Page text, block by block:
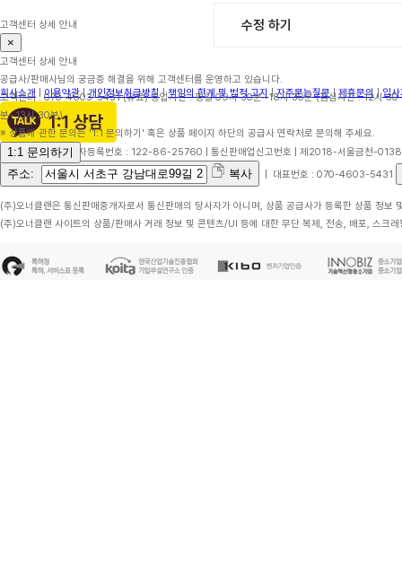
수정 하기